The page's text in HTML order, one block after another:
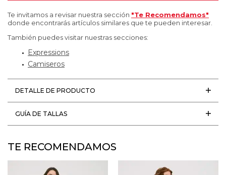
Te invitamos a revisar nuestra sección "Te Recomendamos"
donde encontrarás artículos similares que te pueden interesar.
También puedes visitar nuestras secciones:
Expressions
Camiseros
DETALLE DE PRODUCTO
GUÍA DE TALLAS
TE RECOMENDAMOS